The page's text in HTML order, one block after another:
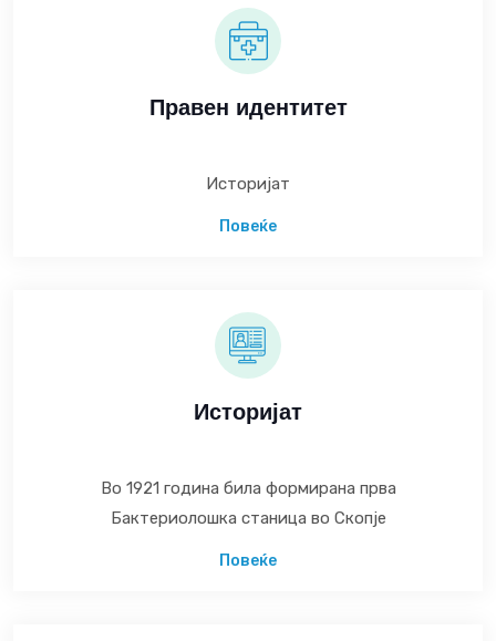
Правен идентитет
Историјат
Повеќе
Историјат
Во 1921 година била формирана прва
Бактериолошка станица во Скопје
Повеќе